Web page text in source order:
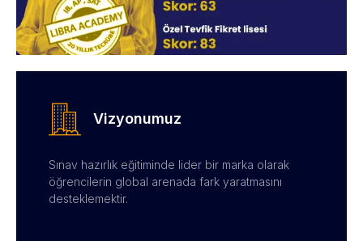
Vizyonumuz
Sınav hazırlık eğitiminde lider bir marka olarak
öğrencilerin global arenada fark yaratmasını
desteklemektir.